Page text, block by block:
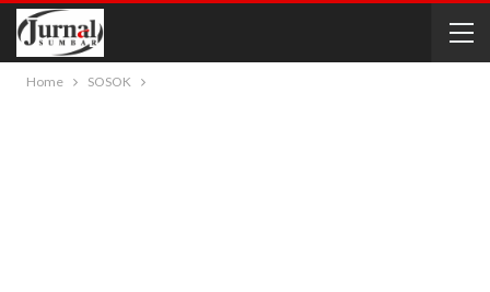
Home SOSOK